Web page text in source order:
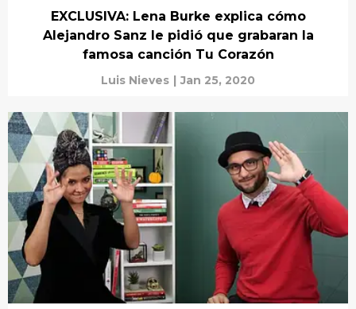
EXCLUSIVA: Lena Burke explica cómo
Alejandro Sanz le pidió que grabaran la
famosa canción Tu Corazón
Luis Nieves | Jan 25, 2020